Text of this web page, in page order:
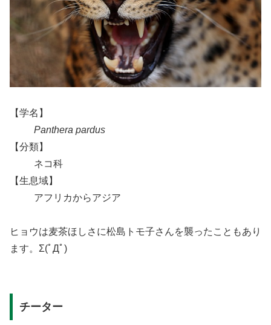
【学名】
Panthera pardus
【分類】
ネコ科
【生息域】
アフリカからアジア
ヒョウは麦茶ほしさに松島トモ子さんを襲ったこともあり
ます。Σ(ﾟДﾟ)
チーター